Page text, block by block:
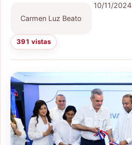
Carmen Luz Beato
10/11/2024
391 vistas